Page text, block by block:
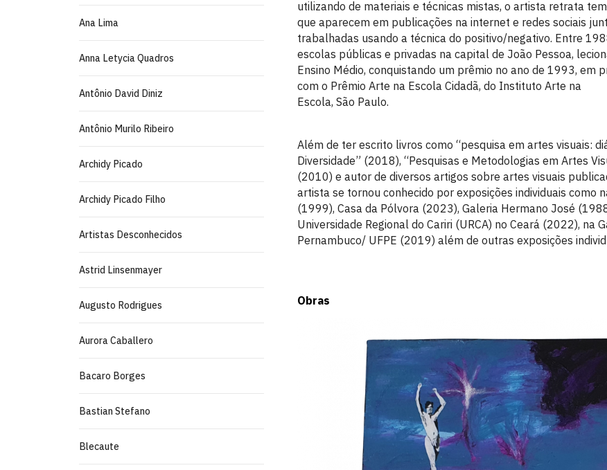
Ana Lima
Anna Letycia Quadros
Antônio David Diniz
Antônio Murilo Ribeiro
Archidy Picado
Archidy Picado Filho
Artistas Desconhecidos
Astrid Linsenmayer
Augusto Rodrigues
Aurora Caballero
Bacaro Borges
Bastian Stefano
Blecaute
utilizando de materiais e técnicas mistas, o artista retrata
que aparecem em publicações na internet e redes sociais
trabalhadas usando a técnica do positivo/negativo. Entre
escolas públicas e privadas na capital de João Pessoa,
Ensino Médio, conquistando um prêmio no ano de 1993, em
com o Prêmio Arte na Escola Cidadã, do Instituto Arte na
Escola, São Paulo.
Além de ter escrito livros como “pesquisa em artes visuais:
Diversidade” (2018), “Pesquisas e Metodologias em Artes
(2010) e autor de diversos artigos sobre artes visuais
artista se tornou conhecido por exposições individuais como
(1999), Casa da Pólvora (2023), Galeria Hermano José
Universidade Regional do Cariri (URCA) no Ceará (2022), na
Pernambuco/ UFPE (2019) além de outras exposições
Obras